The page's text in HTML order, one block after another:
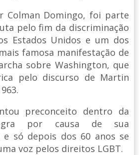
Colman Domingo, foi parte
pelo fim da discriminação
Estados Unidos e um dos
famosa manifestação de
sobre Washington, que
pelo discurso de Martin
preconceito dentro da
por causa de sua
e só depois dos 60 anos se
voz pelos direitos LGBT.